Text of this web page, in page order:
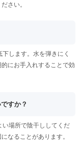
さい。
します。水を弾きにく
にお手入れすることで効
すか？
い場所で陰干ししてくだ
なることがあります。